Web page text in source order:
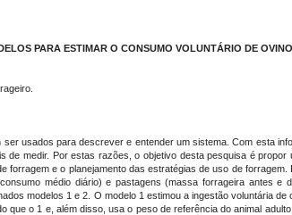
PARA ESTIMAR O CONSUMO VOLUNTÁRIO DE
usados para descrever e entender um sistema. Com esta
de medir. Por estas razões, o objetivo desta pesquisa é
forragem e o planejamento das estratégias de uso de
médio diário) e pastagens (massa forrageira antes
modelos 1 e 2. O modelo 1 estimou a ingestão voluntária
o 1 e, além disso, usa o peso de referência do animal